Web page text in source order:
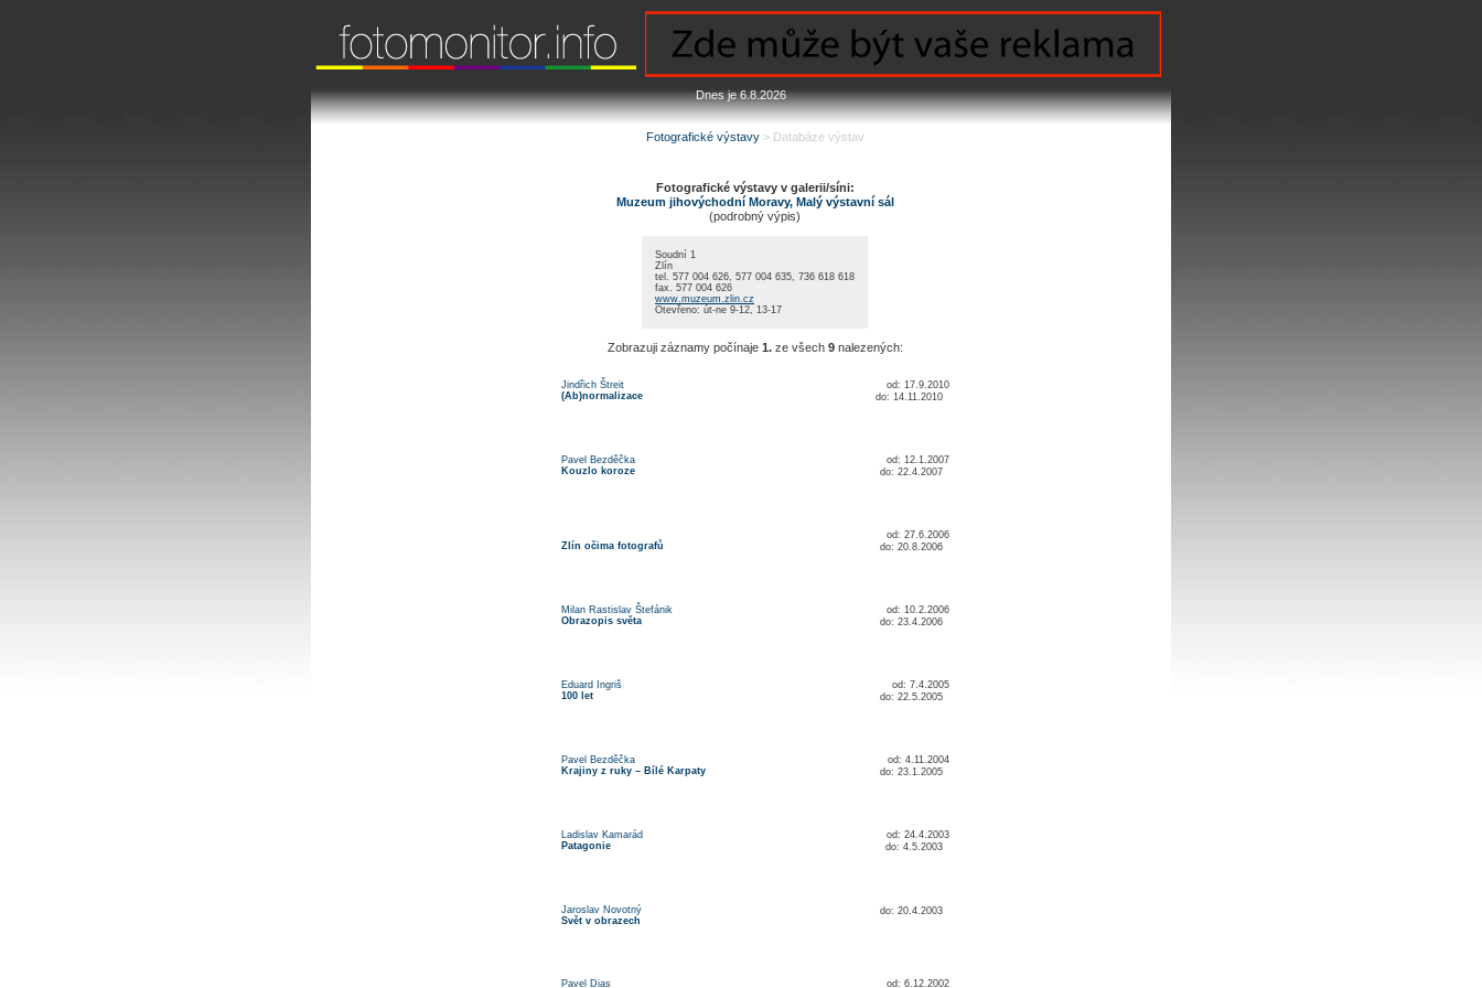
Dnes je 6.8.2026
Fotografické výstavy> Databáze výstav
Fotografické výstavy v galerii/síni:
Muzeum jihovýchodní Moravy, Malý výstavní sál
(podrobný výpis)
Soudní 1
Zlín
tel. 577 004 626, 577 004 635, 736 618 618
fax. 577 004 626
www.muzeum.zlin.cz
Otevřeno: út-ne 9-12, 13-17
Zobrazuji záznamy počínaje 1.ze všech 9nalezených:
Jindřich Štreit
(Ab)normalizace
od: 17.9.2010
do: 14.11.2010
Pavel Bezděčka
Kouzlo koroze
od: 12.1.2007
do: 22.4.2007
Zlín očima fotografů
od: 27.6.2006
do: 20.8.2006
Milan Rastislav Štefánik
Obrazopis světa
od: 10.2.2006
do: 23.4.2006
Eduard Ingriš
100 let
od: 7.4.2005
do: 22.5.2005
Pavel Bezděčka
Krajiny z ruky – Bílé Karpaty
od: 4.11.2004
do: 23.1.2005
Ladislav Kamarád
Patagonie
od: 24.4.2003
do: 4.5.2003
Jaroslav Novotný
Svět v obrazech
do: 20.4.2003
Pavel Dias od: 6.12.2002